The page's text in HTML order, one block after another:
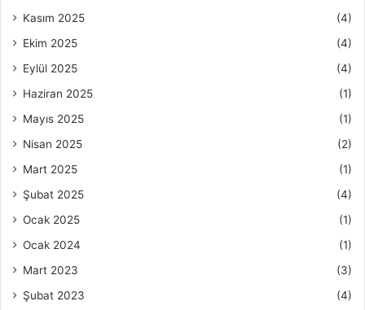
Kasım 2025
(4)
Ekim 2025
(4)
Eylül 2025
(4)
Haziran 2025
(1)
Mayıs 2025
(1)
Nisan 2025
(2)
Mart 2025
(1)
Şubat 2025
(4)
Ocak 2025
(1)
Ocak 2024
(1)
Mart 2023
(3)
Şubat 2023
(4)